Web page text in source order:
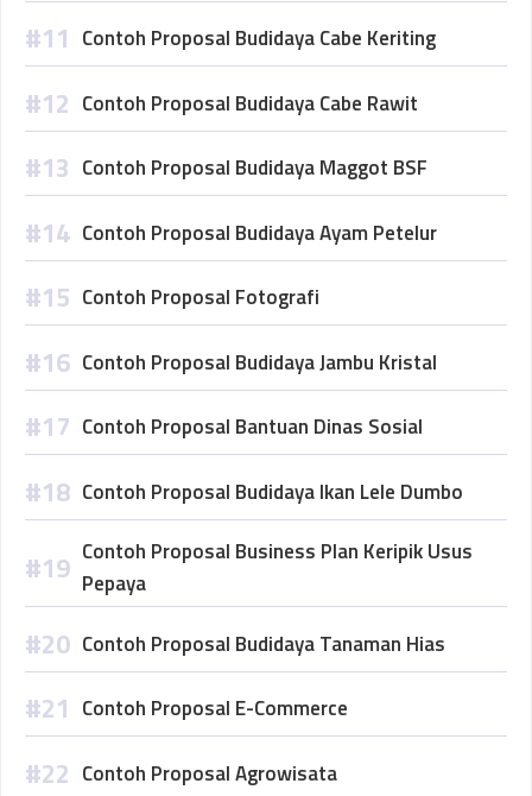
Contoh Proposal Budidaya Cabe Keriting
Contoh Proposal Budidaya Cabe Rawit
Contoh Proposal Budidaya Maggot BSF
Contoh Proposal Budidaya Ayam Petelur
Contoh Proposal Fotografi
Contoh Proposal Budidaya Jambu Kristal
Contoh Proposal Bantuan Dinas Sosial
Contoh Proposal Budidaya Ikan Lele Dumbo
Contoh Proposal Business Plan Keripik Usus
Pepaya
Contoh Proposal Budidaya Tanaman Hias
Contoh Proposal E-Commerce
Contoh Proposal Agrowisata